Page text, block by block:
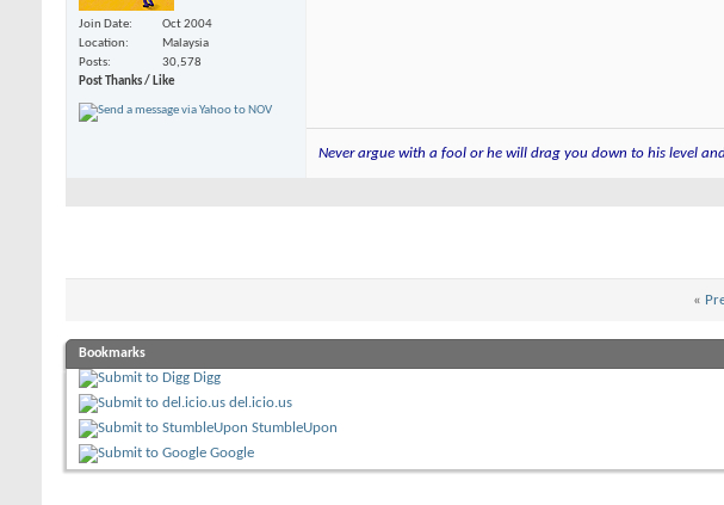
Join Date
Oct 2004
Location
Malaysia
Posts
30,578
Post Thanks / Like
Never argue with a fool or he will drag you down to his level
«
Bookmarks
Digg
del.icio.us
StumbleUpon
Google